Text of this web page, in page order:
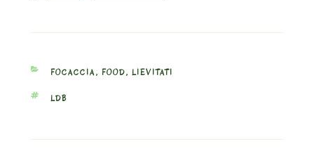
CATEGORIES
FOCACCIA, FOOD, LIEVITATI
TAGS
LDB